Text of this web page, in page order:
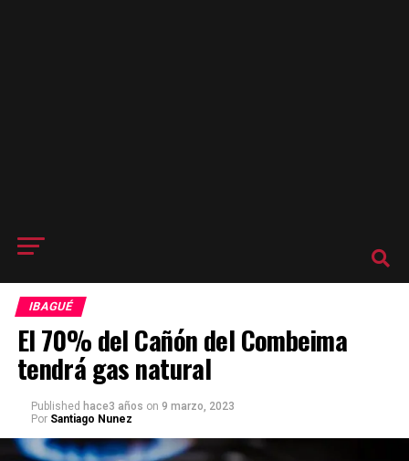
IBAGUÉ
El 70% del Cañón del Combeima
tendrá gas natural
Published hace3 años on 9 marzo, 2023
Por Santiago Nunez